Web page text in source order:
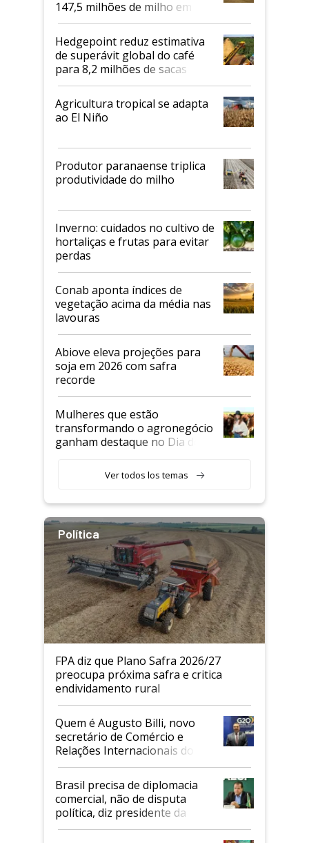
147,5 milhões de milho em
2026/27
Hedgepoint reduz estimativa
de superávit global do café
para 8,2 milhões de sacas
Agricultura tropical se adapta
ao El Niño
Produtor paranaense triplica
produtividade do milho
Inverno: cuidados no cultivo de
hortaliças e frutas para evitar
perdas
Conab aponta índices de
vegetação acima da média nas
lavouras
Abiove eleva projeções para
soja em 2026 com safra
recorde
Mulheres que estão
transformando o agronegócio
ganham destaque no Dia do
Ver todos los temas
Política
FPA diz que Plano Safra 2026/27
preocupa próxima safra e critica
endividamento rural
Quem é Augusto Billi, novo
secretário de Comércio e
Relações Internacionais do
Mapa
Brasil precisa de diplomacia
comercial, não de disputa
política, diz presidente da
Faesp